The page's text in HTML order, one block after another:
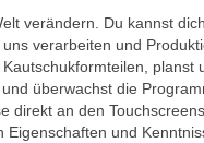
verändern. Du kannst
verarbeiten und
planst
überwachst die
direkt an den
und